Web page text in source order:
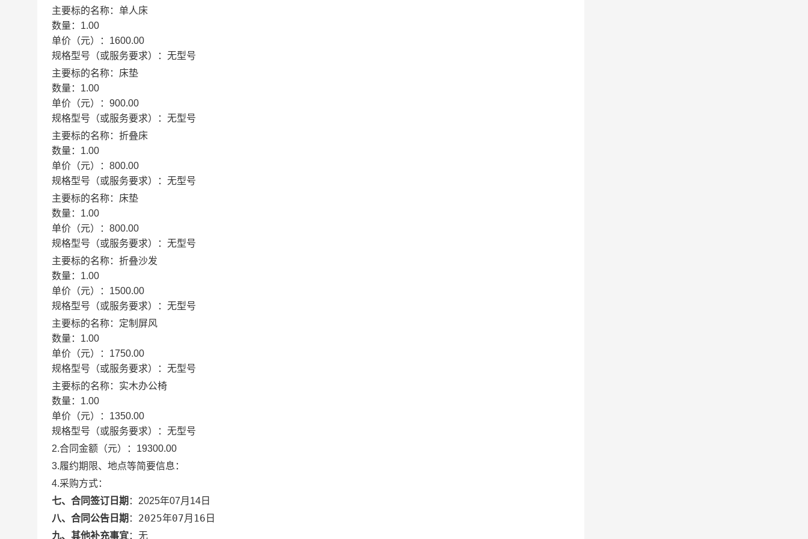
主要标的名称： 单人床
数量： 1.00
单价（元）： 1600.00
规格型号（或服务要求）： 无型号
主要标的名称： 床垫
数量： 1.00
单价（元）： 900.00
规格型号（或服务要求）： 无型号
主要标的名称： 折叠床
数量： 1.00
单价（元）： 800.00
规格型号（或服务要求）： 无型号
主要标的名称： 床垫
数量： 1.00
单价（元）： 800.00
规格型号（或服务要求）： 无型号
主要标的名称： 折叠沙发
数量： 1.00
单价（元）： 1500.00
规格型号（或服务要求）： 无型号
主要标的名称： 定制屏风
数量： 1.00
单价（元）： 1750.00
规格型号（或服务要求）： 无型号
主要标的名称： 实木办公椅
数量： 1.00
单价（元）： 1350.00
规格型号（或服务要求）： 无型号
2.合同金额（元）： 19300.00
3.履约期限、地点等简要信息：
4.采购方式：
七、合同签订日期 ： 2025年07月14日
八、合同公告日期 ： 2025年07月16日
九、其他补充事宜： 无